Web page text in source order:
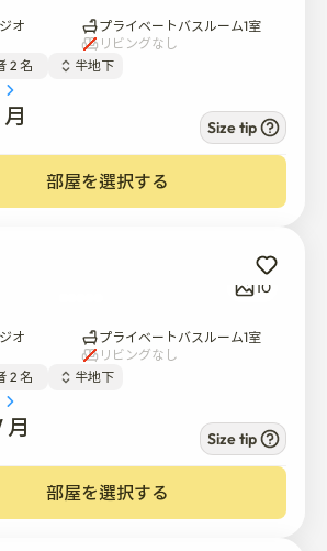
、語学学校、カフェ、レストラン
フェ、地元のレストランも徒歩圏内
ります。短い散歩や朝のジョギング
生活のための必須の家具や器具が付
とおりです:
オ
プライベートバスルーム1室
リビングなし
2 名 半地下
月 Size tip
部屋を選択する
10
オ
プライベートバスルーム1室
リビングなし
2 名 半地下
月 Size tip
部屋を選択する